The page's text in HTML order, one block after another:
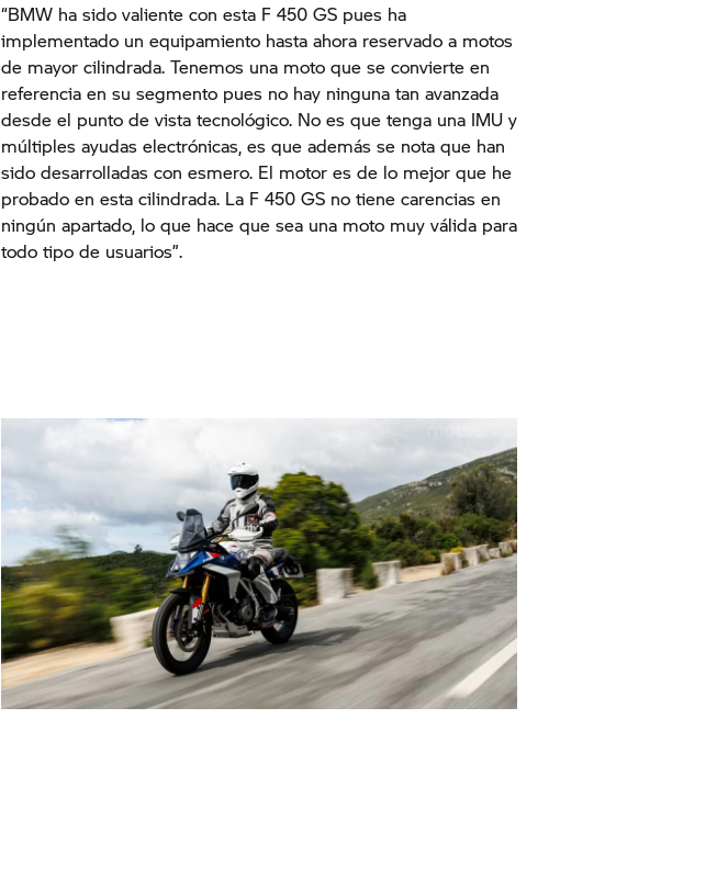
“BMW ha sido valiente con esta F 450 GS pues ha
implementado un equipamiento hasta ahora reservado a motos
de mayor cilindrada. Tenemos una moto que se convierte en
referencia en su segmento pues no hay ninguna tan avanzada
desde el punto de vista tecnológico. No es que tenga una IMU y
múltiples ayudas electrónicas, es que además se nota que han
sido desarrolladas con esmero. El motor es de lo mejor que he
probado en esta cilindrada. La F 450 GS no tiene carencias en
ningún apartado, lo que hace que sea una moto muy válida para
todo tipo de usuarios”.